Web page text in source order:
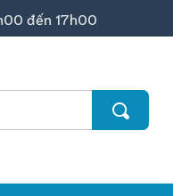
đến 17h00